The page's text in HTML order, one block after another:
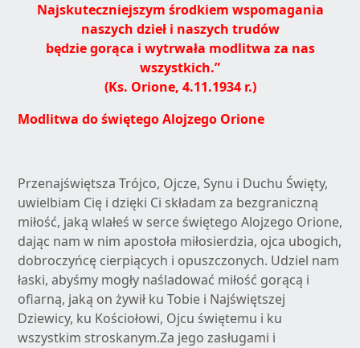
Najskuteczniejszym środkiem wspomagania
naszych dzieł i naszych trudów
będzie gorąca i wytrwała modlitwa za nas
wszystkich.”
(Ks. Orione, 4.11.1934 r.)
Modlitwa do świętego Alojzego Orione
Przenajświętsza Trójco, Ojcze, Synu i Duchu Święty,
uwielbiam Cię i dzięki Ci składam za bezgraniczną
miłość, jaką wlałeś w serce świętego Alojzego Orione,
dając nam w nim apostoła miłosierdzia, ojca ubogich,
dobroczyńcę cierpiących i opuszczonych. Udziel nam
łaski, abyśmy mogły naśladować miłość gorącą i
ofiarną, jaką on żywił ku Tobie i Najświętszej
Dziewicy, ku Kościołowi, Ojcu świętemu i ku
wszystkim stroskanym.Za jego zasługami i